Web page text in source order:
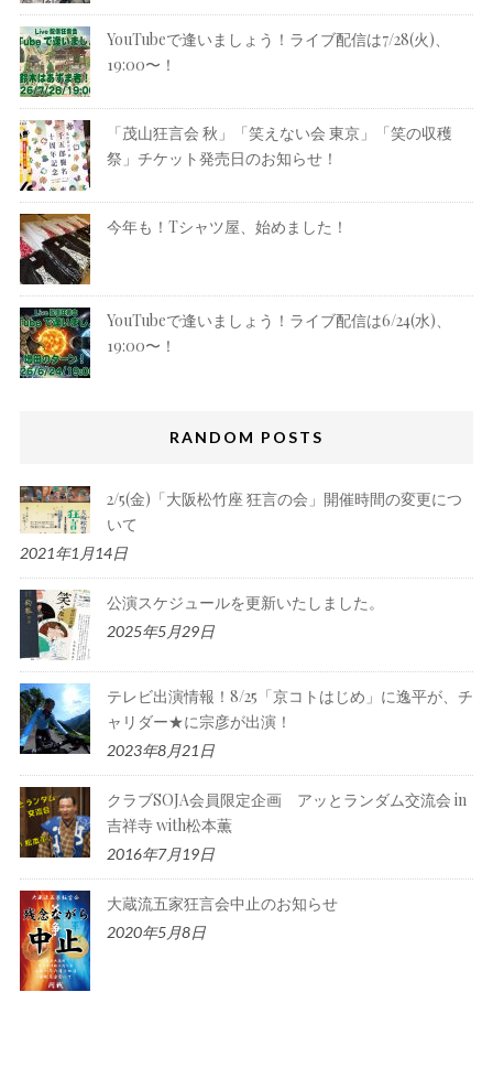
YouTubeで逢いましょう！ライブ配信は7/28(火)、
19:00〜！
「茂山狂言会 秋」「笑えない会 東京」「笑の収穫
祭」チケット発売日のお知らせ！
今年も！Tシャツ屋、始めました！
YouTubeで逢いましょう！ライブ配信は6/24(水)、
19:00〜！
RANDOM POSTS
2/5(金)「大阪松竹座 狂言の会」開催時間の変更につ
いて
2021年1月14日
公演スケジュールを更新いたしました。
2025年5月29日
テレビ出演情報！8/25「京コトはじめ」に逸平が、チ
ャリダー★に宗彦が出演！
2023年8月21日
クラブSOJA会員限定企画 アッとランダム交流会 in
吉祥寺 with松本薫
2016年7月19日
大蔵流五家狂言会中止のお知らせ
2020年5月8日